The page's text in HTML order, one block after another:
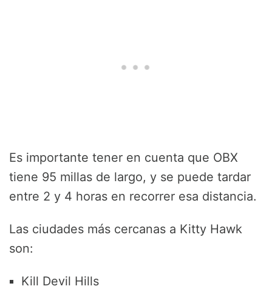
Es importante tener en cuenta que OBX
tiene 95 millas de largo, y se puede tardar
entre 2 y 4 horas en recorrer esa distancia.
Las ciudades más cercanas a Kitty Hawk
son:
Kill Devil Hills